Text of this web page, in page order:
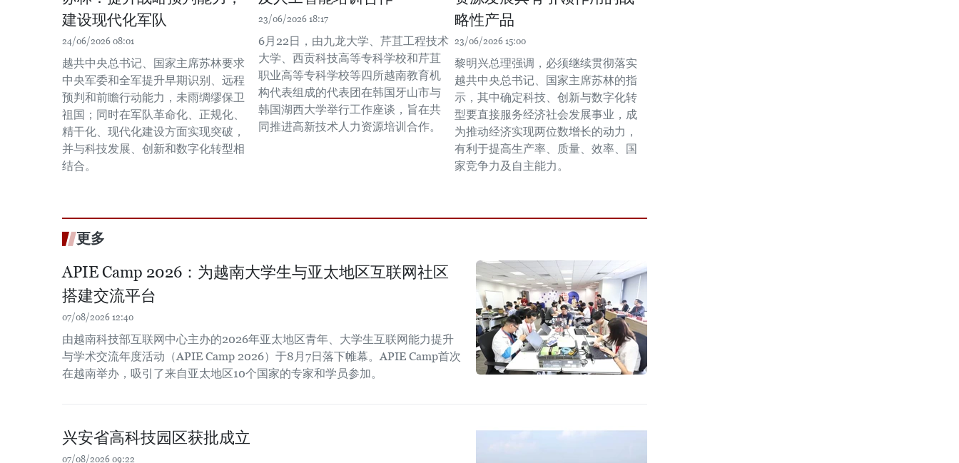
建设现代化军队
24/06/2026 08:01
越共中央总书记、国家主席苏林要求
中央军委和全军提升早期识别、远程
预判和前瞻行动能力，未雨绸缪保卫
祖国；同时在军队革命化、正规化、
精干化、现代化建设方面实现突破，
并与科技发展、创新和数字化转型相
结合。
23/06/2026 18:17
6月22日，由九龙大学、芹苴工程技术
大学、西贡科技高等专科学校和芹苴
职业高等专科学校等四所越南教育机
构代表组成的代表团在韩国牙山市与
韩国湖西大学举行工作座谈，旨在共
同推进高新技术人力资源培训合作。
略性产品
23/06/2026 15:00
黎明兴总理强调，必须继续贯彻落实
越共中央总书记、国家主席苏林的指
示，其中确定科技、创新与数字化转
型要直接服务经济社会发展事业，成
为推动经济实现两位数增长的动力，
有利于提高生产率、质量、效率、国
家竞争力及自主能力。
更多
APIE Camp 2026：为越南大学生与亚太地区互联网社区
搭建交流平台
07/08/2026 12:40
由越南科技部互联网中心主办的2026年亚太地区青年、大学生互联网能力提升
与学术交流年度活动（APIE Camp 2026）于8月7日落下帷幕。APIE Camp首次
在越南举办，吸引了来自亚太地区10个国家的专家和学员参加。
兴安省高科技园区获批成立
07/08/2026 09:22